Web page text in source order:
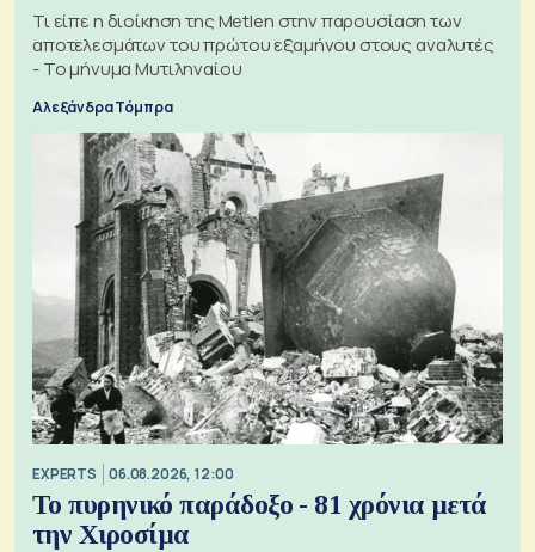
Τι είπε η διοίκηση της Metlen στην παρουσίαση των
αποτελεσμάτων του πρώτου εξαμήνου στους αναλυτές
- Το μήνυμα Μυτιληναίου
Αλεξάνδρα Τόμπρα
EXPERTS 06.08.2026, 12:00
Το πυρηνικό παράδοξο - 81 χρόνια μετά
την Χιροσίμα